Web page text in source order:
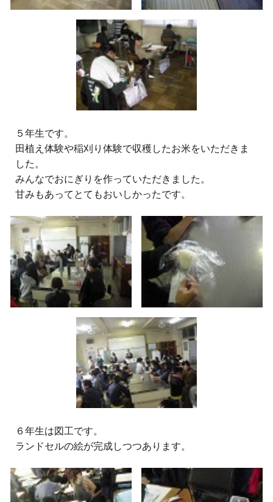
５年生です。
田植え体験や稲刈り体験で収穫したお米をいただきま
した。
みんなでおにぎりを作っていただきました。
甘みもあってとてもおいしかったです。
６年生は図工です。
ランドセルの絵が完成しつつあります。